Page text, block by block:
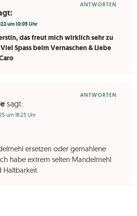
um 10:05 Uhr
das freut mich wirklich sehr zu
Spass beim Vernaschen & Liebe
ANTWORTEN
sagt:
um 18:23 Uhr
ersetzen oder gemahlene
habe extrem selten Mandelmehl
ANTWORTEN